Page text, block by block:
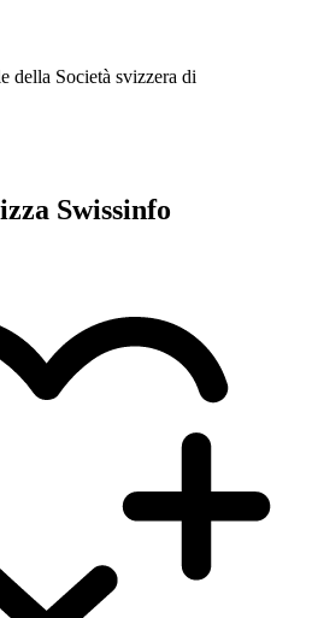
della Società svizzera di
Swissinfo